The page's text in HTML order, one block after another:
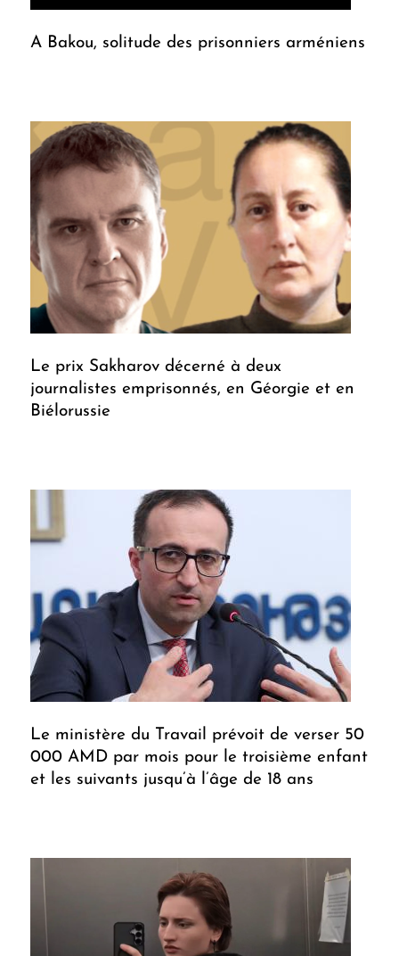
A Bakou, solitude des prisonniers arméniens
Le prix Sakharov décerné à deux
journalistes emprisonnés, en Géorgie et en
Biélorussie
Le ministère du Travail prévoit de verser 50
000 AMD par mois pour le troisième enfant
et les suivants jusqu’à l’âge de 18 ans